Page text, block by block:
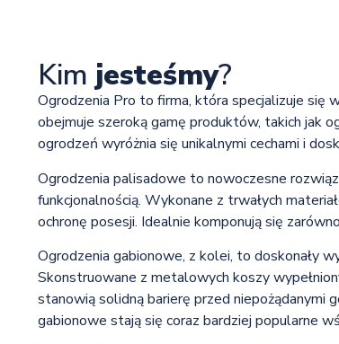
Kim jesteśmy?
Ogrodzenia Pro to firma, która specjalizuje się
obejmuje szeroką gamę produktów, takich jak
ogrodzeń wyróżnia się unikalnymi cechami i
Ogrodzenia palisadowe to nowoczesne
funkcjonalnością. Wykonane z trwałych
ochronę posesji. Idealnie komponują się
Ogrodzenia gabionowe, z kolei, to doskonały
Skonstruowane z metalowych koszy
stanowią solidną barierę przed niepożądanymi
gabionowe stają się coraz bardziej popularne